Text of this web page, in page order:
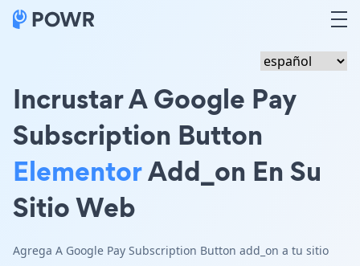
Incrustar A Google Pay
Subscription Button
ElementorAdd_on En Su
Sitio Web
Agrega A Google Pay Subscription Button add_on a tu sitio